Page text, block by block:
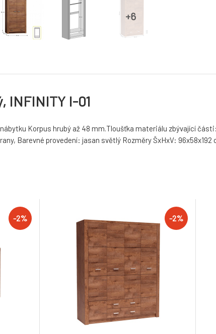
INFINITY I-01
Korpus hrubý až 48 mm.Tloušťka materiálu zbývající
Barevné provedení: jasan světlý Rozměry ŠxHxV: 96x58x192
-2% -2%